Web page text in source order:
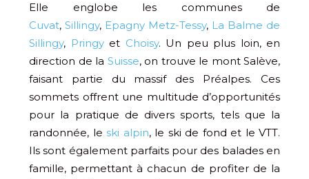
Elle englobe les communes de
Cuvat, Sillingy, Epagny Metz-Tessy, La Balme de
Sillingy, Pringyet Choisy. Un peu plus loin, en
direction de la Suisse, on trouve le mont Salève,
faisant partie du massif des Préalpes. Ces
sommets offrent une multitude d’opportunités
pour la pratique de divers sports, tels que la
randonnée, le ski alpin, le ski de fond et le VTT.
Ils sont également parfaits pour des balades en
famille, permettant à chacun de profiter de la